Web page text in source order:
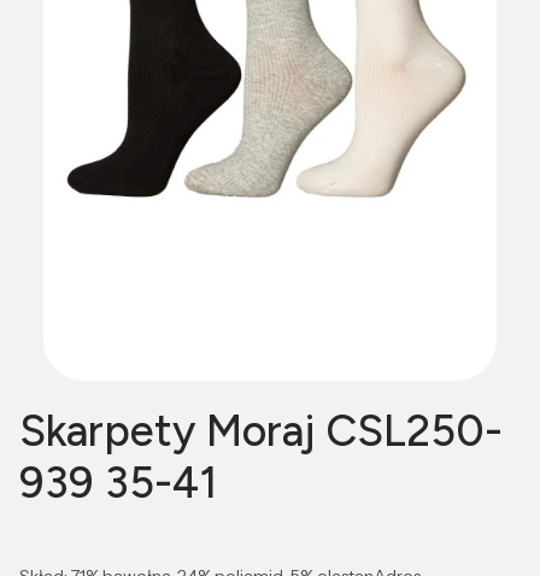
Skarpety Moraj CSL250-
939 35-41